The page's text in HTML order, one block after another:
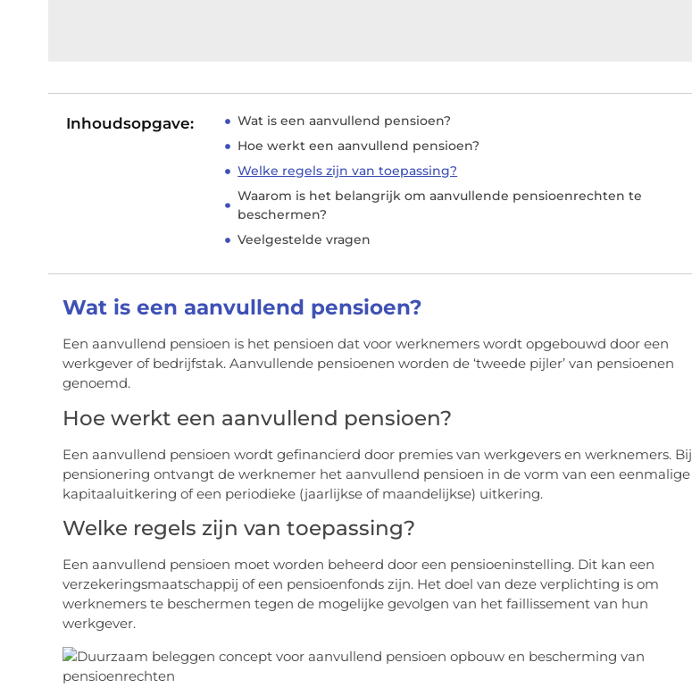
Inhoudsopgave:
Wat is een aanvullend pensioen?
Hoe werkt een aanvullend pensioen?
Welke regels zijn van toepassing?
Waarom is het belangrijk om aanvullende pensioenrechten te
beschermen?
Veelgestelde vragen
Wat is een aanvullend pensioen?
Een aanvullend pensioen is het pensioen dat voor werknemers wordt opgebouwd door een
werkgever of bedrijfstak. Aanvullende pensioenen worden de ‘tweede pijler’ van pensioenen
genoemd.
Hoe werkt een aanvullend pensioen?
Een aanvullend pensioen wordt gefinancierd door premies van werkgevers en werknemers. Bij
pensionering ontvangt de werknemer het aanvullend pensioen in de vorm van een eenmalige
kapitaaluitkering of een periodieke (jaarlijkse of maandelijkse) uitkering.
Welke regels zijn van toepassing?
Een aanvullend pensioen moet worden beheerd door een pensioeninstelling. Dit kan een
verzekeringsmaatschappij of een pensioenfonds zijn. Het doel van deze verplichting is om
werknemers te beschermen tegen de mogelijke gevolgen van het faillissement van hun
werkgever.